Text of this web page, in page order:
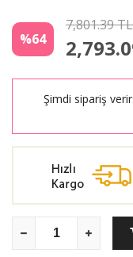
%64
7,801.39 TL
Şimdi sipariş